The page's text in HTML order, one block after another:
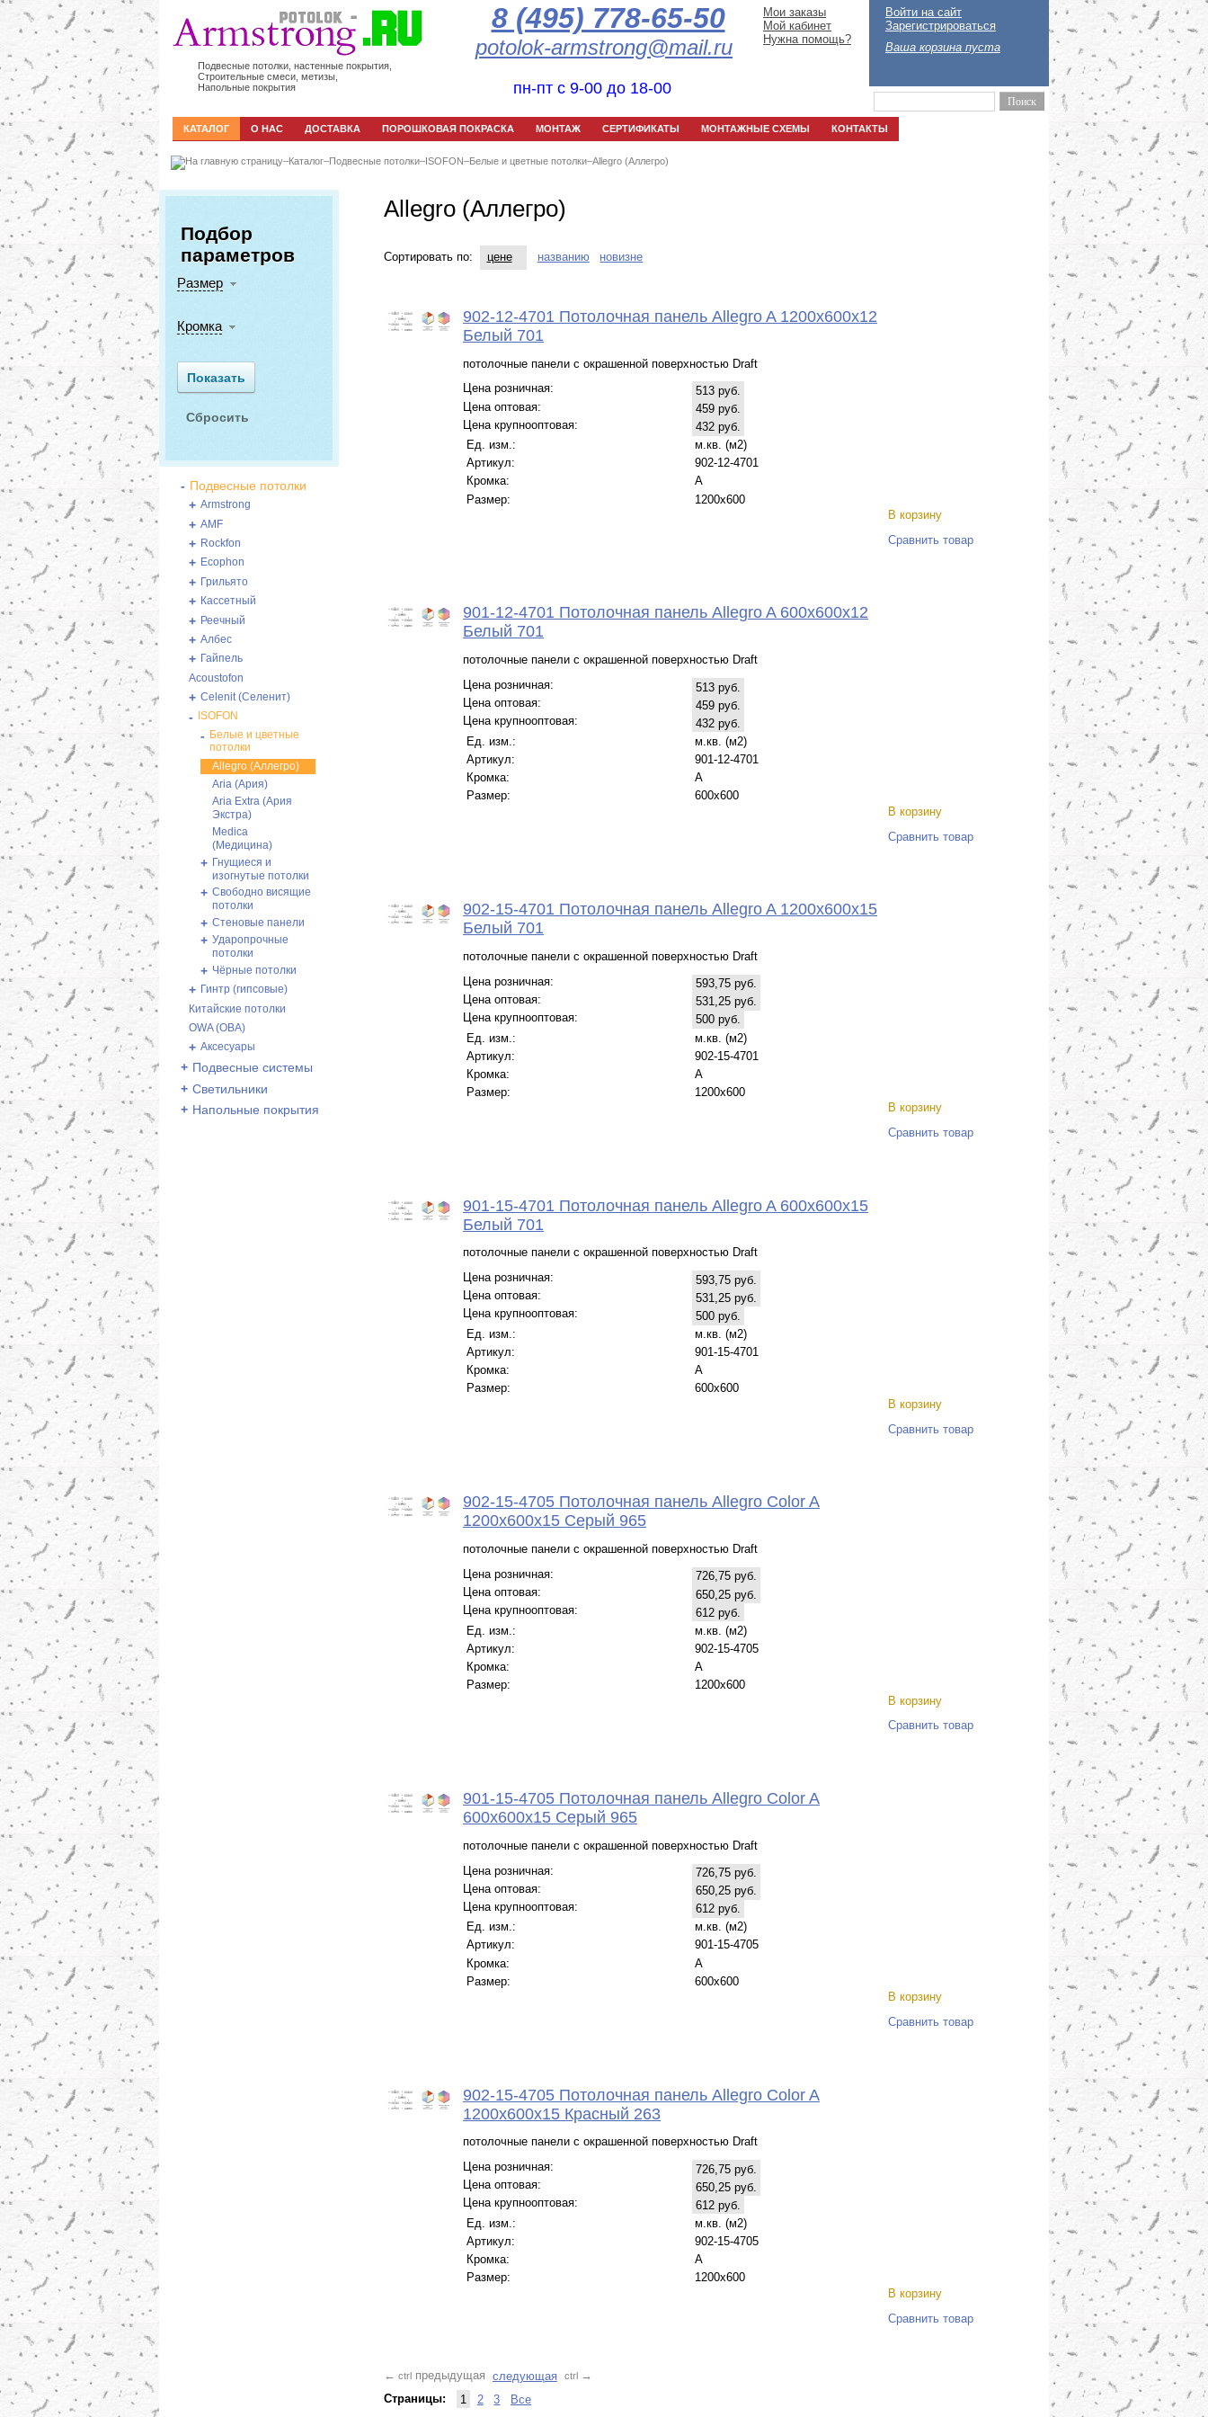
Подвесные потолки, настенные покрытия,
Строительные смеси, метизы,
Напольные покрытия
8 (495) 778-65-50
potolok-armstrong@mail.ru
пн-пт с 9-00 до 18-00
КАТАЛОГ О НАС ДОСТАВКА ПОРОШКОВАЯ ПОКРАСКА МОНТАЖ СЕРТИФИКАТЫ МОНТАЖНЫЕ СХЕМЫ КОНТАКТЫ
Мои заказы
Мой кабинет
Нужна помощь?
Войти на сайт
Зарегистрироваться
Ваша корзина пуста
–Каталог–Подвесные потолки–ISOFON–Белые и цветные потолки–Allegro (Аллегро)
Подбор
параметров
Размер
Кромка
- Подвесные потолки
+ Armstrong
+ AMF
+ Rockfon
+ Ecophon
+ Грильято
+ Кассетный
+ Реечный
+ Албес
+ Гайпель
Acoustofon
+ Celenit (Селенит)
- ISOFON
- Белые и цветные
потолки
Allegro (Аллегро)
Aria (Ария)
Aria Extra (Ария
Экстра)
Medica
(Медицина)
+ Гнущиеся и
изогнутые потолки
+ Свободно висящие
потолки
+ Стеновые панели
+ Ударопрочные
потолки
+ Чёрные потолки
+ Гинтр (гипсовые)
Китайские потолки
OWA (ОВА)
+ Аксесуары
+ Подвесные системы
+ Светильники
+ Напольные покрытия
Allegro (Аллегро)
Сортировать по: цене названию новизне
902-12-4701 Потолочная панель Allegro A 1200x600x12
Белый 701
потолочные панели с окрашенной поверхностью Draft
Цена розничная:
513 руб.
Цена оптовая:
459 руб.
Цена крупнооптовая:
432 руб.
Ед. изм.:
м.кв. (м2)
Артикул:
902-12-4701
Кромка:
A
Размер:
1200x600
В корзину
Сравнить товар
901-12-4701 Потолочная панель Allegro A 600x600x12
Белый 701
потолочные панели с окрашенной поверхностью Draft
Цена розничная:
513 руб.
Цена оптовая:
459 руб.
Цена крупнооптовая:
432 руб.
Ед. изм.:
м.кв. (м2)
Артикул:
901-12-4701
Кромка:
A
Размер:
600x600
В корзину
Сравнить товар
902-15-4701 Потолочная панель Allegro A 1200x600x15
Белый 701
потолочные панели с окрашенной поверхностью Draft
Цена розничная:
593,75 руб.
Цена оптовая:
531,25 руб.
Цена крупнооптовая:
500 руб.
Ед. изм.:
м.кв. (м2)
Артикул:
902-15-4701
Кромка:
A
Размер:
1200x600
В корзину
Сравнить товар
901-15-4701 Потолочная панель Allegro A 600x600x15
Белый 701
потолочные панели с окрашенной поверхностью Draft
Цена розничная:
593,75 руб.
Цена оптовая:
531,25 руб.
Цена крупнооптовая:
500 руб.
Ед. изм.:
м.кв. (м2)
Артикул:
901-15-4701
Кромка:
A
Размер:
600x600
В корзину
Сравнить товар
902-15-4705 Потолочная панель Allegro Color A
1200x600x15 Серый 965
потолочные панели с окрашенной поверхностью Draft
Цена розничная:
726,75 руб.
Цена оптовая:
650,25 руб.
Цена крупнооптовая:
612 руб.
Ед. изм.:
м.кв. (м2)
Артикул:
902-15-4705
Кромка:
A
Размер:
1200x600
В корзину
Сравнить товар
901-15-4705 Потолочная панель Allegro Color A
600x600x15 Серый 965
потолочные панели с окрашенной поверхностью Draft
Цена розничная:
726,75 руб.
Цена оптовая:
650,25 руб.
Цена крупнооптовая:
612 руб.
Ед. изм.:
м.кв. (м2)
Артикул:
901-15-4705
Кромка:
A
Размер:
600x600
В корзину
Сравнить товар
902-15-4705 Потолочная панель Allegro Color A
1200x600x15 Красный 263
потолочные панели с окрашенной поверхностью Draft
Цена розничная:
726,75 руб.
Цена оптовая:
650,25 руб.
Цена крупнооптовая:
612 руб.
Ед. изм.:
м.кв. (м2)
Артикул:
902-15-4705
Кромка:
A
Размер:
1200x600
В корзину
Сравнить товар
← ctrl предыдущая следующая ctrl →
Страницы: 1 2 3 Все